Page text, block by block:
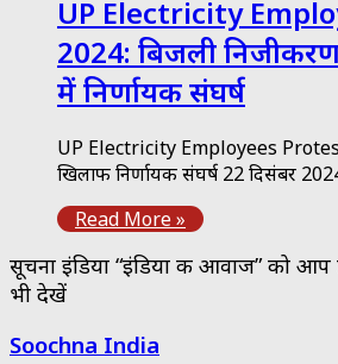
UP Electricity
2024: बिजली
में निर्णायक संघर्ष
UP Electricity Employees
खिलाफ निर्णायक संघर्ष 22 दिसंबर
Read More »
सूचना इंडिया “इंडिया की आवाज” को
भी देखें
Soochna India